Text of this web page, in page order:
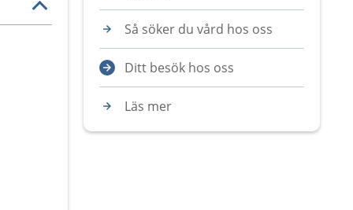
Så söker du vård hos oss
Ditt besök hos oss
Läs mer